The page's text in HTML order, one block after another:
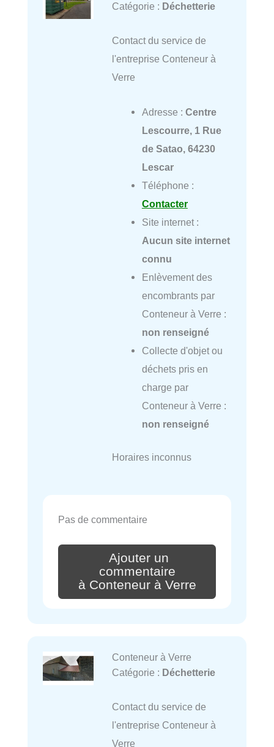
Catégorie : Déchetterie
Contact du service de
l'entreprise Conteneur à
Verre
Adresse : Centre
Lescourre, 1 Rue
de Satao, 64230
Lescar
Téléphone :
Contacter
Site internet :
Aucun site internet
connu
Enlèvement des
encombrants par
Conteneur à Verre :
non renseigné
Collecte d'objet ou
déchets pris en
charge par
Conteneur à Verre :
non renseigné
Horaires inconnus
Pas de commentaire
Ajouter un
commentaire
à Conteneur à Verre
Conteneur à Verre
Catégorie : Déchetterie
Contact du service de
l'entreprise Conteneur à
Verre